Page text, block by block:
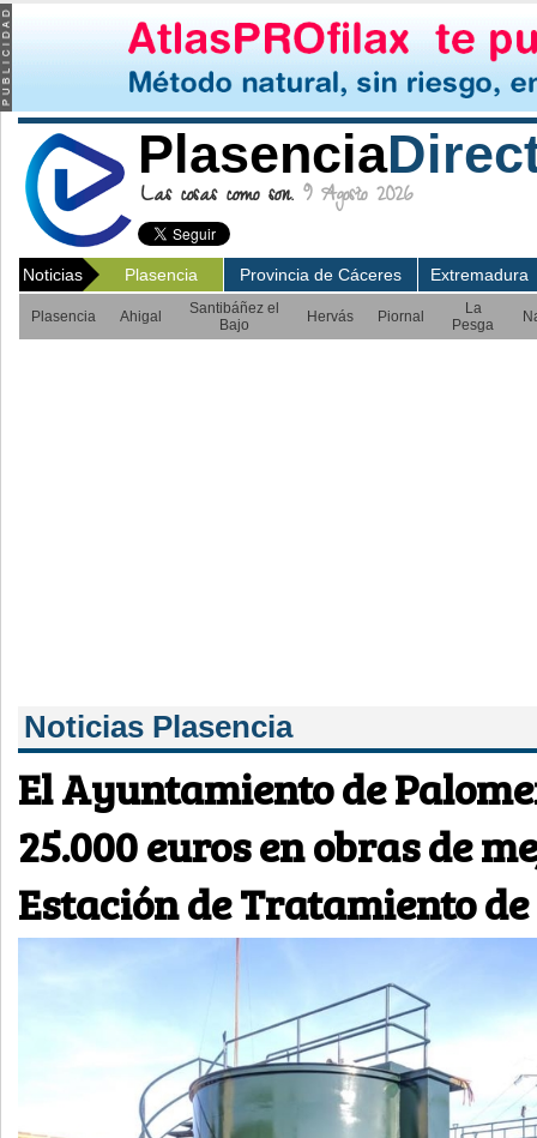
Plasencia
Las cosas como son. 9 Agosto 2026
Noticias Plasencia Provincia de Cáceres Extremadura
Plasencia Ahigal
Santibáñez el
Bajo
Hervás Piornal
La
Pesga
Noticias Plasencia
El Ayuntamiento de
25.000 euros en obras de
Estación de Tratamiento